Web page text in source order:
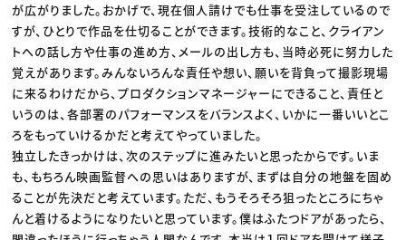
が広がりました。おかげで、現在個人請けでも仕事を受注しているので
すが、ひとりで作品を仕切ることができます。技術的なこと、クライアン
トへの話し方や仕事の進め方、メールの出し方も、当時必死に努力した
覚えがあります。みんないろんな責任や想い、願いを背負って撮影現場
に来るわけだから、プロダクションマネージャーにできること、責任と
いうのは、各部署のパフォーマンスをバランスよく、いかに一番いいとこ
ろをもっていけるかだと考えてやっていました。
独立したきっかけは、次のステップに進みたいと思ったからです。いま
も、もちろん映画監督への思いはありますが、まずは自分の地盤を固め
ることが先決だと考えています。ただ、もうそろそろ狙ったところにちゃ
んと着けるようになりたいと思っています。僕はふたつドアがあったら、